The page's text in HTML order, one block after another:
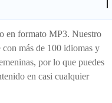
en formato MP3. Nuestro
más de 100 idiomas y
por lo que puedes
en casi cualquier